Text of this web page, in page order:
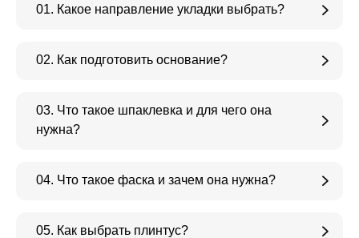
01. Какое направление укладки выбрать?
02. Как подготовить основание?
03. Что такое шпаклевка и для чего она
нужна?
04. Что такое фаска и зачем она нужна?
05. Как выбрать плинтус?